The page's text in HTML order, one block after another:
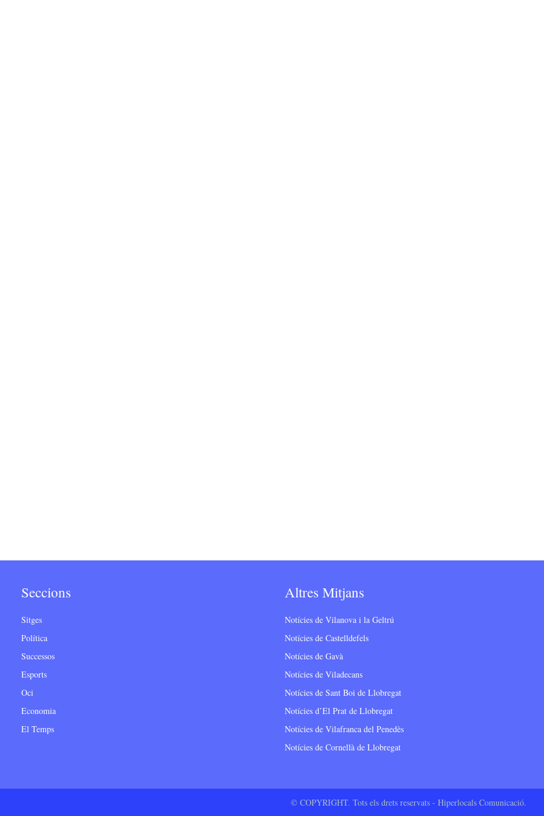
Seccions
Sitges
Política
Successos
Esports
Oci
Economia
El Temps
Altres Mitjans
Notícies de Vilanova i la Geltrú
Notícies de Castelldefels
Notícies de Gavà
Notícies de Viladecans
Notícies de Sant Boi de Llobregat
Notícies d’El Prat de Llobregat
Notícies de Vilafranca del Penedès
Notícies de Cornellà de Llobregat
© COPYRIGHT. Tots els drets reservats - Hiperlocals Comunicació.